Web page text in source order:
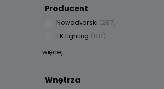
Producent
Nowodvorski (287)
TK Lighting (180)
więcej
Wnętrza